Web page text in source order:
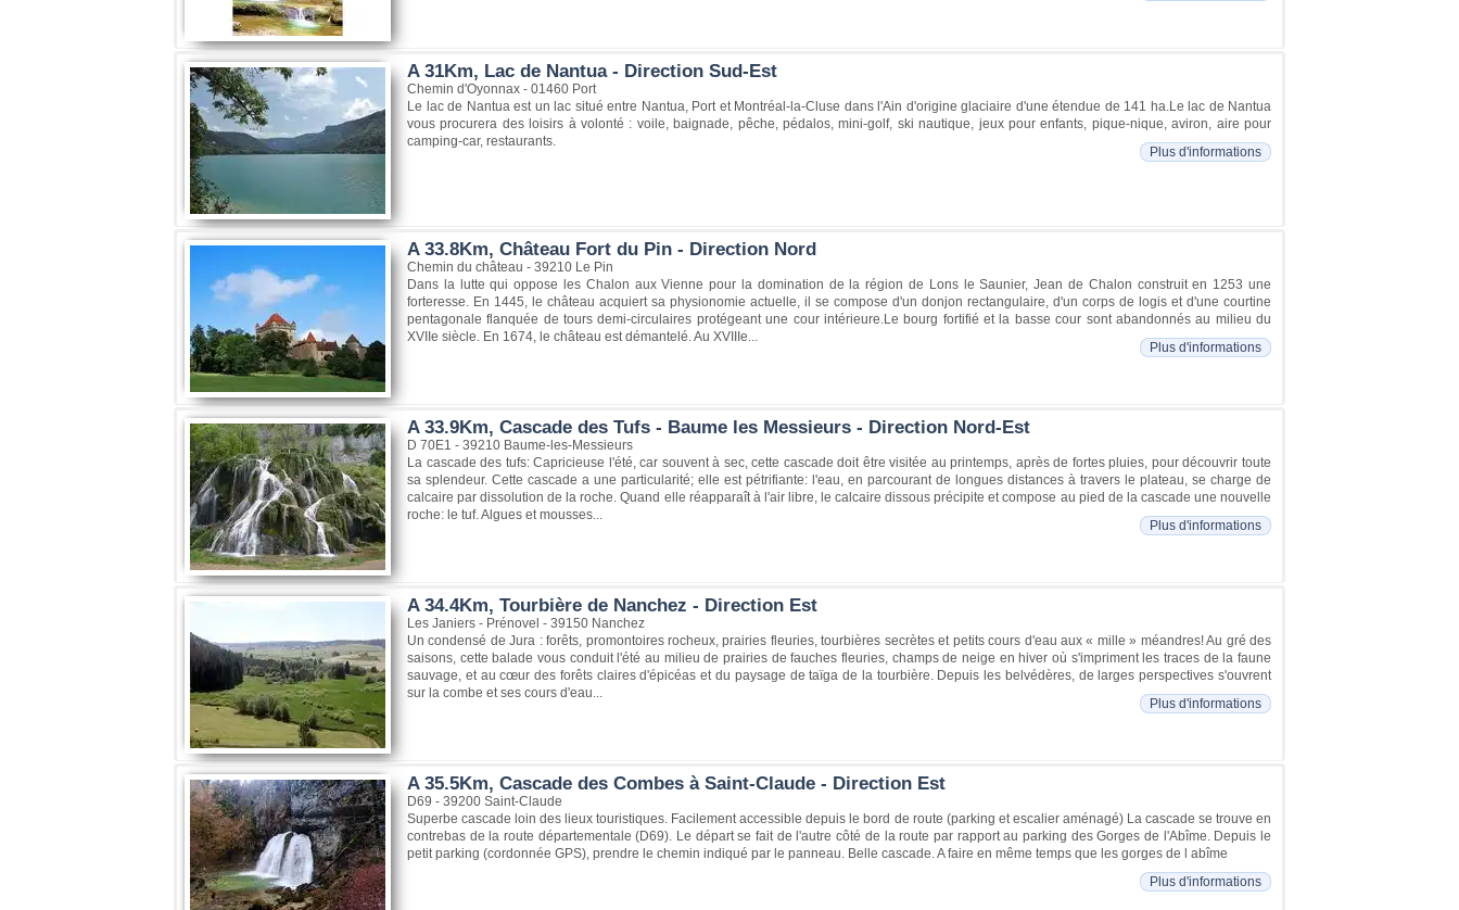
A 31Km, Lac de Nantua - Direction Sud-Est
Chemin d'Oyonnax - 01460 Port
Le lac de Nantua est un lac situé entre Nantua, Port et Montréal-la-Cluse dans l'Ain d'origine glaciaire d'une étendue de 141 ha.Le lac de Nantua
vous procurera des loisirs à volonté : voile, baignade, pêche, pédalos, mini-golf, ski nautique, jeux pour enfants, pique-nique, aviron, aire pour
camping-car, restaurants.
Plus d'informations
A 33.8Km, Château Fort du Pin - Direction Nord
Chemin du château - 39210 Le Pin
Dans la lutte qui oppose les Chalon aux Vienne pour la domination de la région de Lons le Saunier, Jean de Chalon construit en 1253 une
forteresse. En 1445, le château acquiert sa physionomie actuelle, il se compose d'un donjon rectangulaire, d'un corps de logis et d'une courtine
pentagonale flanquée de tours demi-circulaires protégeant une cour intérieure.Le bourg fortifié et la basse cour sont abandonnés au milieu du
XVIIe siècle. En 1674, le château est démantelé. Au XVIIIe...
Plus d'informations
A 33.9Km, Cascade des Tufs - Baume les Messieurs - Direction Nord-Est
D 70E1 - 39210 Baume-les-Messieurs
La cascade des tufs: Capricieuse l'été, car souvent à sec, cette cascade doit être visitée au printemps, après de fortes pluies, pour découvrir toute
sa splendeur. Cette cascade a une particularité; elle est pétrifiante: l'eau, en parcourant de longues distances à travers le plateau, se charge de
calcaire par dissolution de la roche. Quand elle réapparaît à l'air libre, le calcaire dissous précipite et compose au pied de la cascade une nouvelle
roche: le tuf. Algues et mousses...
Plus d'informations
A 34.4Km, Tourbière de Nanchez - Direction Est
Les Janiers - Prénovel - 39150 Nanchez
Un condensé de Jura : forêts, promontoires rocheux, prairies fleuries, tourbières secrètes et petits cours d'eau aux « mille » méandres! Au gré des
saisons, cette balade vous conduit l'été au milieu de prairies de fauches fleuries, champs de neige en hiver où s'impriment les traces de la faune
sauvage, et au cœur des forêts claires d'épicéas et du paysage de taïga de la tourbière. Depuis les belvédères, de larges perspectives s'ouvrent
sur la combe et ses cours d'eau...
Plus d'informations
A 35.5Km, Cascade des Combes à Saint-Claude - Direction Est
D69 - 39200 Saint-Claude
Superbe cascade loin des lieux touristiques. Facilement accessible depuis le bord de route (parking et escalier aménagé) La cascade se trouve en
contrebas de la route départementale (D69). Le départ se fait de l'autre côté de la route par rapport au parking des Gorges de l'Abîme. Depuis le
petit parking (cordonnée GPS), prendre le chemin indiqué par le panneau. Belle cascade. A faire en même temps que les gorges de l abîme
Plus d'informations